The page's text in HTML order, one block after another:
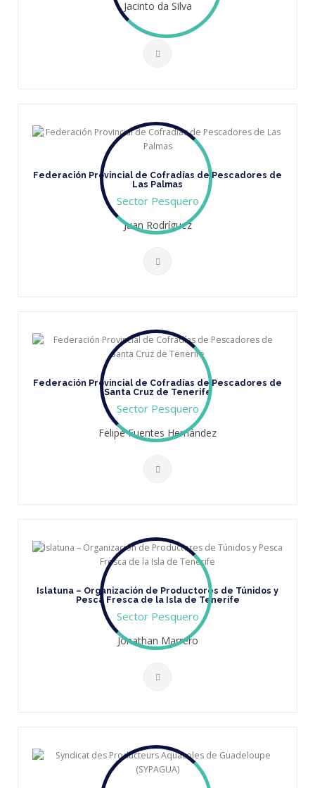
Jacinto da Silva
Federación Provincial de Cofradías de Pescadores de
Las Palmas
Sector Pesquero
Juan Rodríguez
Federación Provincial de Cofradías de Pescadores de
Santa Cruz de Tenerife
Sector Pesquero
Felipe Fuentes Hernández
Islatuna – Organización de Productores de Túnidos y
Pesca Fresca de la Isla de Tenerife
Sector Pesquero
Jonathan Marrero